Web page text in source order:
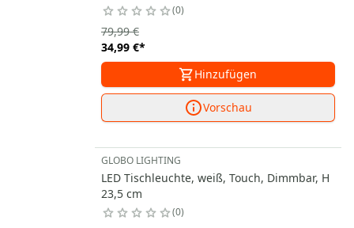
0
34,99 €*
79,99 €
Hinzufügen
Vorschau
GLOBO LIGHTING
LED Tischleuchte, weiß, Touch, Dimmbar, H
23,5 cm
0